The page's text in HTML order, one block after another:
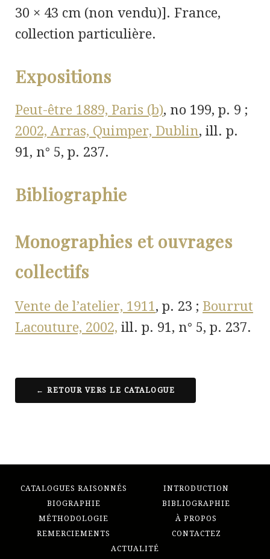
30 × 43 cm (non vendu)]. France,
collection particulière.
Expositions
Peut-être 1889, Paris (b), no 199, p. 9 ;
2002, Arras, Quimper, Dublin, ill. p.
91, n° 5, p. 237.
Bibliographie
Monographies et ouvrages
collectifs
Vente de l’atelier, 1911, p. 23 ; Bourrut
Lacouture, 2002, ill. p. 91, n° 5, p. 237.
← RETOUR VERS LE CATALOGUE
CATALOGUES RAISONNÉS
INTRODUCTION
BIOGRAPHIE
BIBLIOGRAPHIE
MÉTHODOLOGIE
À PROPOS
REMERCIEMENTS
CONTACTEZ
ACTUALITÉ